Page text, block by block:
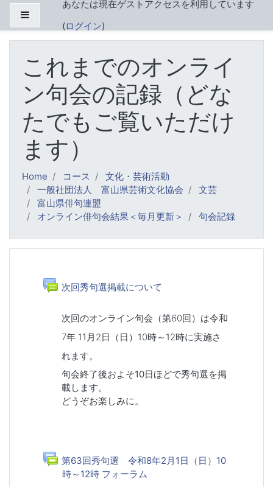
メインコンテンツへスキップする
あなたは現在ゲストアクセスを利用しています
(ログイン)
これまでのオンライ
ン句会の記録（どな
たでもご覧いただけ
ます）
Home コース
文化・芸術活動
一般社団法人 富山県芸術文化協会
文芸
富山県俳句連盟
オンライン俳句会結果＜毎月更新＞
句会記録
トピックアウトライン
一般 次回秀句選掲載についてフォーラム
次回のオンライン句会（第60回）は令和
7年 11月2日（日）10時～12時に実施さ
れます。
句会終了後およそ10日ほどで秀句選を掲
載します。
どうぞお楽しみに。
第63回秀句選 令和8年2月1日（日）10
時～12時 フォーラム